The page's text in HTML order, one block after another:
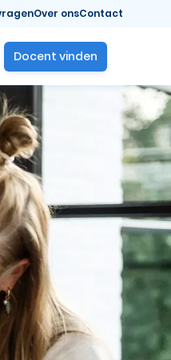
Over onsContact
Docent vinden